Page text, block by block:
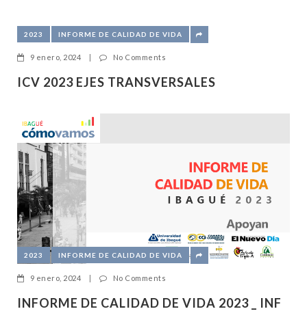
2023 INFORME DE CALIDAD DE VIDA
9 enero, 2024 | No Comments
ICV 2023 EJES TRANSVERSALES
2023 INFORME DE CALIDAD DE VIDA
9 enero, 2024 | No Comments
INFORME DE CALIDAD DE VIDA 2023 _ INF